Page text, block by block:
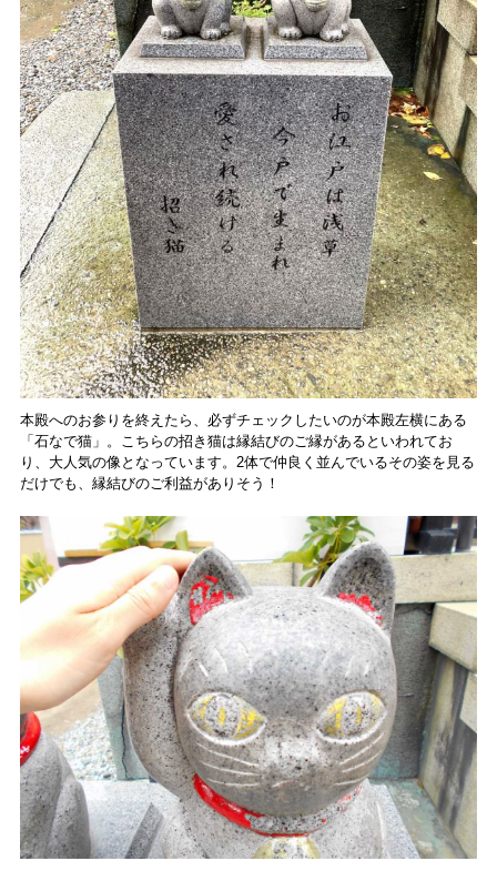
本殿へのお参りを終えたら、必ずチェックしたいのが本殿左横にある
「石なで猫」。こちらの招き猫は縁結びのご縁があるといわれてお
り、大人気の像となっています。2体で仲良く並んでいるその姿を見る
だけでも、縁結びのご利益がありそう！